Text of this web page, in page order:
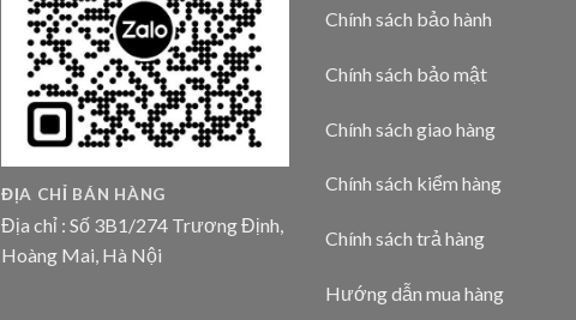
ĐỊA CHỈ BÁN HÀNG
Địa chỉ : Số 3B1/274 Trương Định,
Hoàng Mai, Hà Nội
Chính sách bảo hành
Chính sách bảo mật
Chính sách giao hàng
Chính sách kiểm hàng
Chính sách trả hàng
Hướng dẫn mua hàng